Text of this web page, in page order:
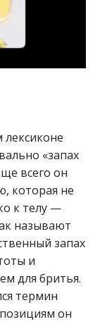
«запах
всего он
которая не
к телу —
называют
запах
и
для бритья.
термин
он